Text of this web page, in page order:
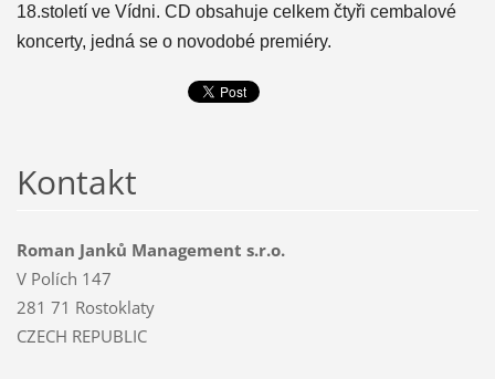
18.století ve Vídni. CD obsahuje celkem čtyři cembalové
koncerty, jedná se o novodobé premiéry.
Kontakt
Roman Janků Management s.r.o.
V Polích 147
281 71 Rostoklaty
CZECH REPUBLIC